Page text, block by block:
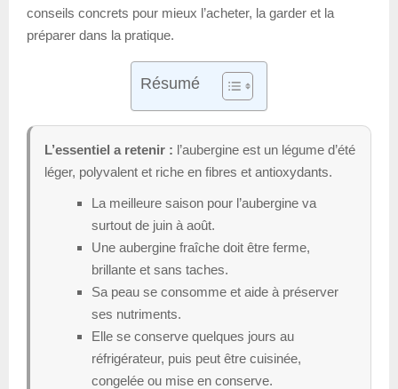
conseils concrets pour mieux l’acheter, la garder et la
préparer dans la pratique.
Résumé
L’essentiel a retenir : l’aubergine est un légume d’été
léger, polyvalent et riche en fibres et antioxydants.
La meilleure saison pour l’aubergine va
surtout de juin à août.
Une aubergine fraîche doit être ferme,
brillante et sans taches.
Sa peau se consomme et aide à préserver
ses nutriments.
Elle se conserve quelques jours au
réfrigérateur, puis peut être cuisinée,
congelée ou mise en conserve.